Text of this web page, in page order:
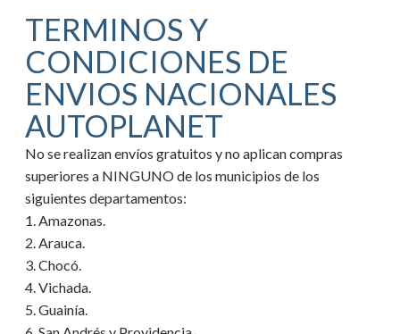
TERMINOS Y
CONDICIONES DE
ENVIOS NACIONALES
AUTOPLANET
No se realizan envíos gratuitos y no aplican compras
superiores a NINGUNO de los municipios de los
siguientes departamentos:
1. Amazonas.
2. Arauca.
3. Chocó.
4. Vichada.
5. Guainía.